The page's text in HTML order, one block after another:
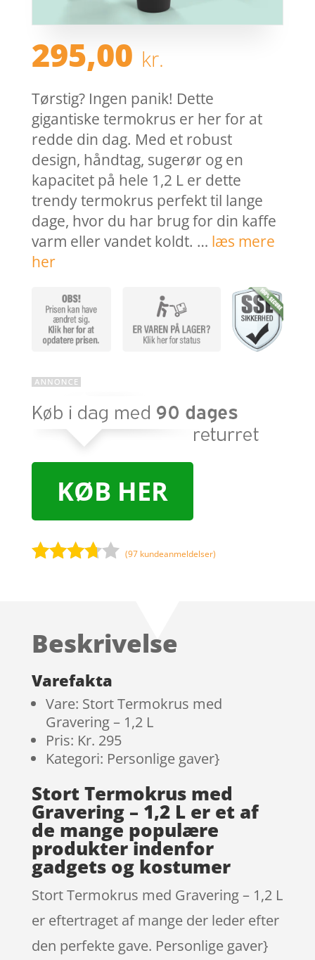
295,00 kr.
Tørstig? Ingen panik! Dette
gigantiske termokrus er her for at
redde din dag. Med et robust
design, håndtag, sugerør og en
kapacitet på hele 1,2 L er dette
trendy termokrus perfekt til lange
dage, hvor du har brug for din kaffe
varm eller vandet koldt. … læs mere
her
KØB HER
baseret
kundebe
ser
(97 kundeanmeldelser)
Beskrivelse
Varefakta
Vare: Stort Termokrus med
Gravering – 1,2 L
Pris: Kr. 295
Kategori: Personlige gaver}
Stort Termokrus med
Gravering – 1,2 L er et af
de mange populære
produkter indenfor
gadgets og kostumer
Stort Termokrus med Gravering – 1,2 L
er eftertraget af mange der leder efter
den perfekte gave. Personlige gaver}